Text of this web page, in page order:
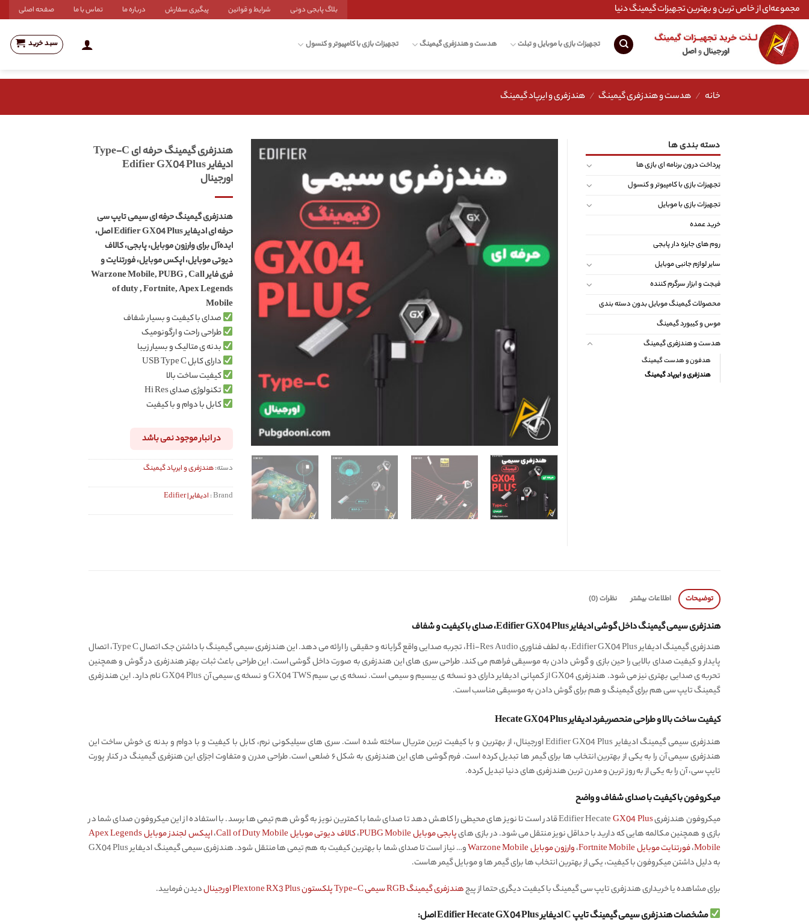
Skip
to
content
مجموعه‌ای از خاص ترین و بهترین تجهیزات گیمینگ دنیا بلاگ پابجی دونی شرایط و قوانین پیگیری سفارش درباره ما تماس با ما صفحه اصلی
تجهیزات بازی با موبایل و تبلت هدست و هندزفری گیمینگ تجهیزات بازی با کامپیوتر و کنسول سبد خرید
خانه / هدست و هندزفری گیمینگ / هندزفری و ایرپاد گیمینگ
هندزفری گیمینگ حرفه ای Type-C
ادیفایر Edifier GX04 Plus
اورجینال
هندزفری گیمینگ حرفه ای سیمی تایپ سی
حرفه ای ادیفایر Edifier GX04 Plus اصل،
ایده‌آل برای وارزون موبایل، پابجی، کالاف
دیوتی موبایل، اپکس موبایل، فورتنایت و
فری فایر Warzone Mobile, PUBG , Call
of duty , Fortnite, Apex Legends
Mobile
صدای با کیفیت و بسیار شفاف
طراحی راحت و ارگونومیک
بدنه ی متالیک و بسیار زیبا
دارای کابل USB Type C
کیفیت ساخت بالا
تکنولوژی صدای Hi Res
کابل با دوام و با کیفیت
در انبار موجود نمی باشد
دسته:هندزفری و ایرپاد گیمینگ
Brand : ادیفایر | Edifier
دسته بندی ها
پرداخت درون برنامه ای بازی ها
تجهیزات بازی با کامپیوتر و کنسول
تجهیزات بازی با موبایل
خرید عمده
روم های جایزه دار پابجی
سایر لوازم جانبی موبایل
فیجت و ابزار سرگرم کننده
محصولات گیمینگ موبایل بدون دسته بندی
موس و کیبورد گیمینگ
هدست و هندزفری گیمینگ
هدفون و هدست گیمینگ
هندزفری و ایرپاد گیمینگ
توضیحات اطلاعات بیشتر نظرات (0)
هندزفری سیمی گیمینگ داخل گوشی ادیفایر Edifier GX04 Plus، صدای با کیفیت و شفاف
هندزفری گیمینگ ادیفایر Edifier GX04 Plus، به لطف فناوری Hi-Res Audio، تجربه صدایی واقع گرایانه و حقیقی را ارائه می دهد. این هندزفری سیمی گیمینگ با داشتن جک اتصال Type C، اتصال
پایدار و کیفیت صدای بالایی را حین بازی و گوش دادن به موسیقی فراهم می کند. طراحی سری های این هندزفری به صورت داخل گوشی است. این طراحی باعث ثبات بهتر هندزفری در گوش و همچنین
تحربه ی صدایی بهتری نیز می شود. هندزفری GX04 از کمپانی ادیفایر دارای دو نسخه ی بیسیم و سیمی است. نسخه ی بی سیم GX04 TWS و نسخه ی سیمی آن GX04 Plus نام دارد. این هندزفری
گیمینگ تایپ سی هم برای گیمینگ و هم برای گوش دادن به موسیقی مناسب است.
کیفیت ساخت بالا و طراحی منحصربفرد ادیفایر Hecate GX04 Plus
هندزفری سیمی گیمینگ ادیفایر Edifier GX04 Plus اورجینال، از بهترین و با کیفیت ترین متریال ساخته شده است. سری های سیلیکونی نرم، کابل با کیفیت و با دوام و بدنه ی خوش ساخت این
هندزفری سیمی آن را به یکی از بهترین انتخاب ها برای گیمر ها تبدیل کرده است. فرم گوشی های این هندزفری به شکل ۶ ضلعی است. طراحی مدرن و متفاوت اجزای این هنزفری گیمینگ در کنار پورت
تایپ سی، آن را به یکی از به روز ترین و مدرن ترین هندزفری های دنیا تبدیل کرده.
میکروفون با کیفیت با صدای شفاف و واضح
میکروفون هندزفری Edifier HecateGX04 Plus
قادر است تا نویز های محیطی را کاهش دهد تا صدای شما با کمترین نویز به گوش هم تیمی ها برسد. با استفاده از این میکروفون صدای شما در
بازی و همچنین مکالمه هایی که دارید با حداقل نویز منتقل می شود. در بازی هایپابجی موبایل PUBG Mobile ،کالاف دیوتی موبایل Call of Duty Mobile ،
اپیکس لجندز موبایل Apex Legends
Mobile،فورتنایت موبایل Fortnite Mobile ،وارزون موبایل Warzone Mobile
و… نیاز است تا صدای شما با بهترین کیفیت به هم تیمی ها منتقل شود. هندزفری سیمی گیمینگ ادیفایر GX04 Plus
به دلیل داشتن میکروفون با کیفیت، یکی از بهترین انتخاب ها برای گیمر ها و موبایل گیمر هاست.
برای مشاهده یا خریداری هندزفری تایپ سی گیمینگ با کیفیت دیگری حتما از پیجهندزفری گیمینگ RGB سیمی Type-C پلکستون Plextone RX3 Plus اورجینال دیدن فرمایید.
مشخصات هندزفری سیمی گیمینگ تایپ C ادیفایر Edifier Hecate GX04 Plus اصل: